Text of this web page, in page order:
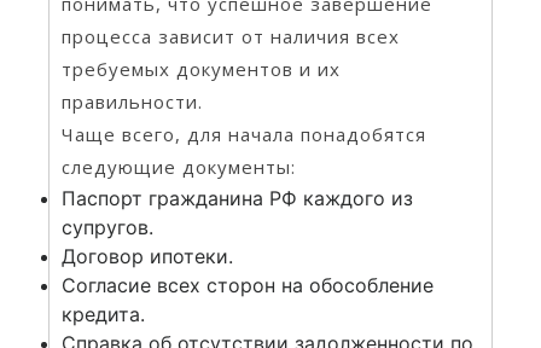
процесса зависит от наличия всех
требуемых документов и их
правильности.
Чаще всего, для начала понадобятся
следующие документы:
Паспорт гражданина РФ каждого из
супругов.
Договор ипотеки.
Согласие всех сторон на обособление
кредита.
Справка об отсутствии задолженности по